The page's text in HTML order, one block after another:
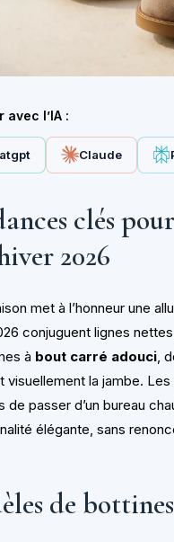
avec l’IA :
Claude
clés
2026
met à l’honneur une
conjuguent lignes
à bout carré adouci,
visuellement la jambe. Les
de passer d’un bureau
élégante, sans
de